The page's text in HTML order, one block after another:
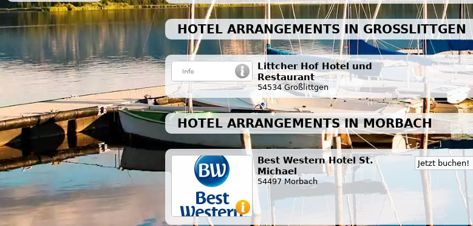
HOTEL ARRANGEMENTS IN GROSSLITTGEN
Littcher Hof Hotel und
Restaurant
54534 Großlittgen
HOTEL ARRANGEMENTS IN MORBACH
Best Western Hotel St.
Michael
54497 Morbach
Jetzt buchen!